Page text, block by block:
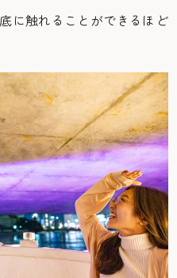
に触れることができるほど